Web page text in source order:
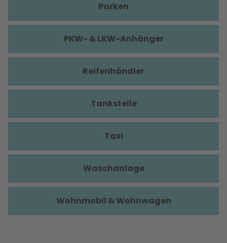
Parken
PKW- & LKW-Anhänger
Reifenhändler
Tankstelle
Taxi
Waschanlage
Wohnmobil & Wohnwagen